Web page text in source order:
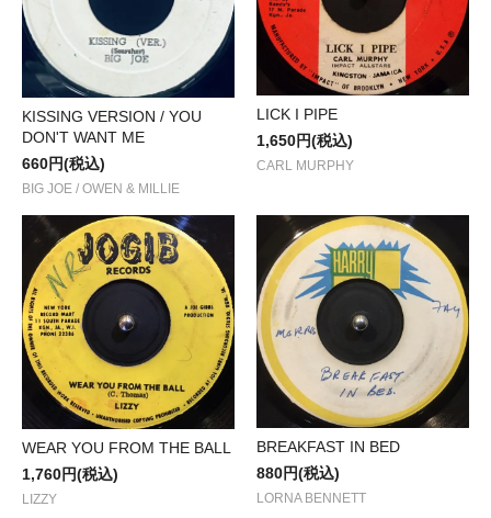
KISSING VERSION / YOU
DON'T WANT ME
660円(税込)
BIG JOE / OWEN & MILLIE
LICK I PIPE
1,650円(税込)
CARL MURPHY
WEAR YOU FROM THE BALL
1,760円(税込)
LIZZY
BREAKFAST IN BED
880円(税込)
LORNA BENNETT